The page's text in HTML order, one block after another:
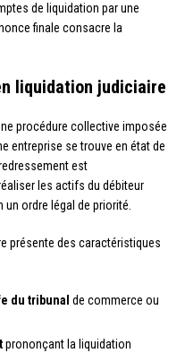
de liquidation par une
finale consacre la
liquidation judiciaire
procédure collective imposée
entreprise se trouve en état de
est
les actifs du débiteur
ordre légal de priorité.
présente des caractéristiques
du tribunal de commerce ou
prononçant la liquidation